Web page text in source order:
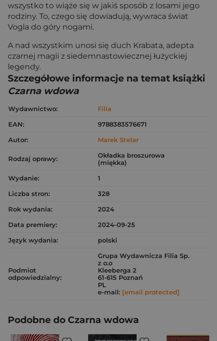
wszystko to wiąże się w jakiś sposób z losami jego
rodziny. To, czego się dowiadują, wywraca świat
Vogla do góry nogami.
A nad wszystkim unosi się duch Krabata, adepta
czarnej magii z siedemnastowiecznej łużyckiej
legendy.
Szczegółowe informacje na temat książki
Czarna wdowa
Wydawnictwo:
Filia
EAN:
9788383576671
Autor:
Marek Stelar
Rodzaj oprawy:
Okładka broszurowa
(miękka)
Wydanie:
1
Liczba stron:
328
Rok wydania:
2024
Data premiery:
2024-09-25
Język wydania:
polski
Podmiot
odpowiedzialny:
Grupa Wydawnicza Filia Sp.
z o.o
Kleeberga 2
61-615 Poznań
PL
e-mail: [email protected]
Podobne do Czarna wdowa